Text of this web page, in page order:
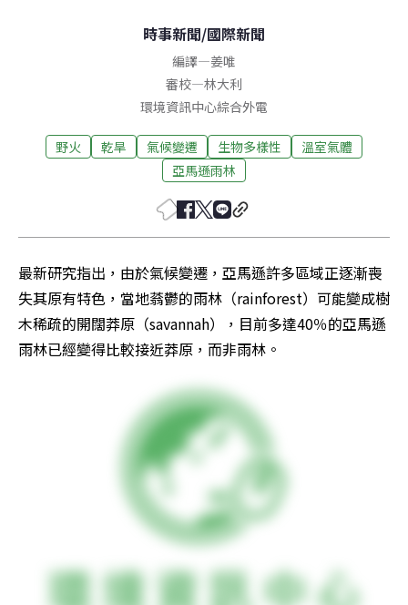
時事新聞/國際新聞
編譯—姜唯
審校—林大利
環境資訊中心綜合外電
野火 乾旱 氣候變遷 生物多樣性
溫室氣體
亞馬遜雨林
最新研究指出，由於氣候變遷，亞馬遜許多區域正逐漸喪
失其原有特色，當地蓊鬱的雨林（rainforest）可能變成樹
木稀疏的開闊莽原（savannah），目前多達40％的亞馬遜
雨林已經變得比較接近莽原，而非雨林。